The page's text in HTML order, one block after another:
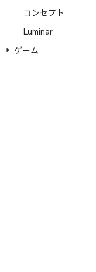
コンセプト
Luminar
ゲーム